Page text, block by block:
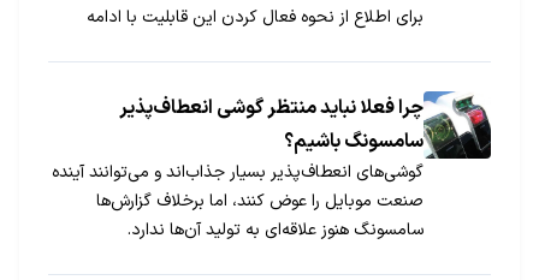
برای اطلاع از نحوه فعال کردن این قابلیت با ادامه
چرا فعلا نباید منتظر گوشی انعطاف‌پذیر
سامسونگ باشیم؟
گوشی‌های انعطاف‌پذیر بسیار جذاب‌اند و می‌توانند آینده
صنعت موبایل را عوض کنند، اما برخلاف گزارش‌ها
سامسونگ هنوز علاقه‌ای به تولید آن‌ها ندارد.